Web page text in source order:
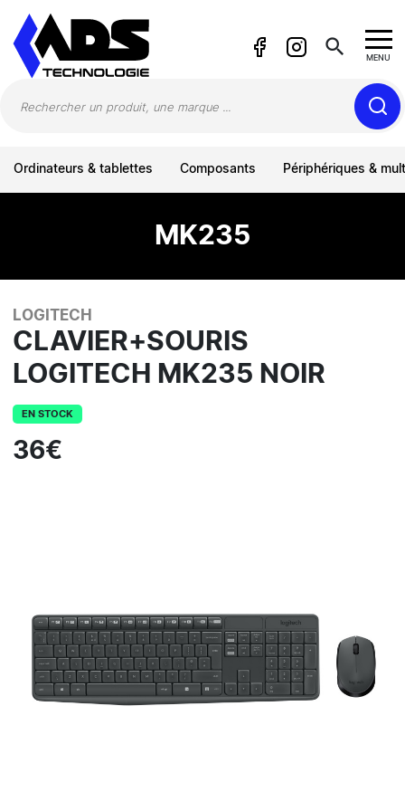
search MENU
Ordinateurs & tablettes Composants Périphériques &
MK235
LOGITECH
CLAVIER+SOURIS
LOGITECH MK235 NOIR
EN STOCK
36€